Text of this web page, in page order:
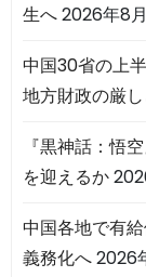
生へ2026年8
中国30省の上
地方財政の厳し
『黒神話：悟
を迎えるか
中国各地で有
義務化へ2026